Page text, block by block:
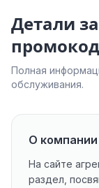
Детали
Полная
обслуживания.
О компании
На сайте
раздел,